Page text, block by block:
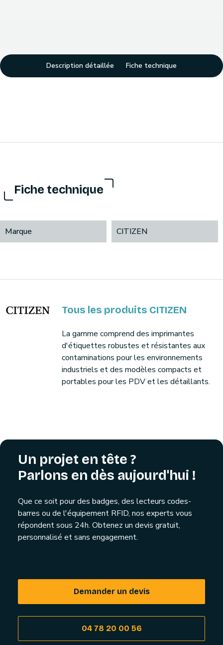
Description détaillée Fiche technique
Fiche technique
Marque CITIZEN
Tous les produits CITIZEN
La gamme comprend des imprimantes
d'étiquettes robustes et résistantes aux
contaminations pour les environnements
industriels et des modèles compacts et
portables pour les PDV et les détaillants.
Un projet en tête ?
Parlons en dès aujourd'hui !
Que ce soit pour des badges, des lecteurs codes-
barres ou de l'équipement RFID, nos experts vous
répondent sous 24h. Obtenez un devis gratuit,
personnalisé et sans engagement.
Demander un devis
04 78 20 00 56